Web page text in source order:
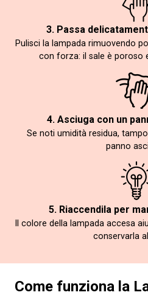
3. Passa
Pulisci la lampada rimuovendo
con forza: il sale è poroso
4. Asciuga con un
Se noti umidità residua,
panno
5. Riaccendila per
Il colore della lampada accesa
conservarla
Come funziona la